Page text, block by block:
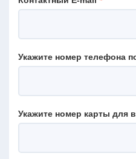
Укажите номер телефона
Укажите номер карты для